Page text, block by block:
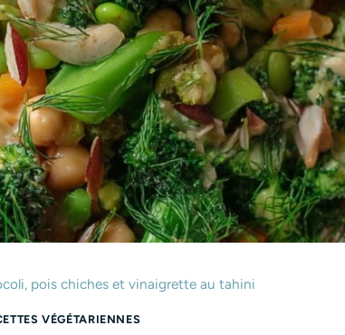
pois chiches et vinaigrette au tahini
VÉGÉTARIENNES